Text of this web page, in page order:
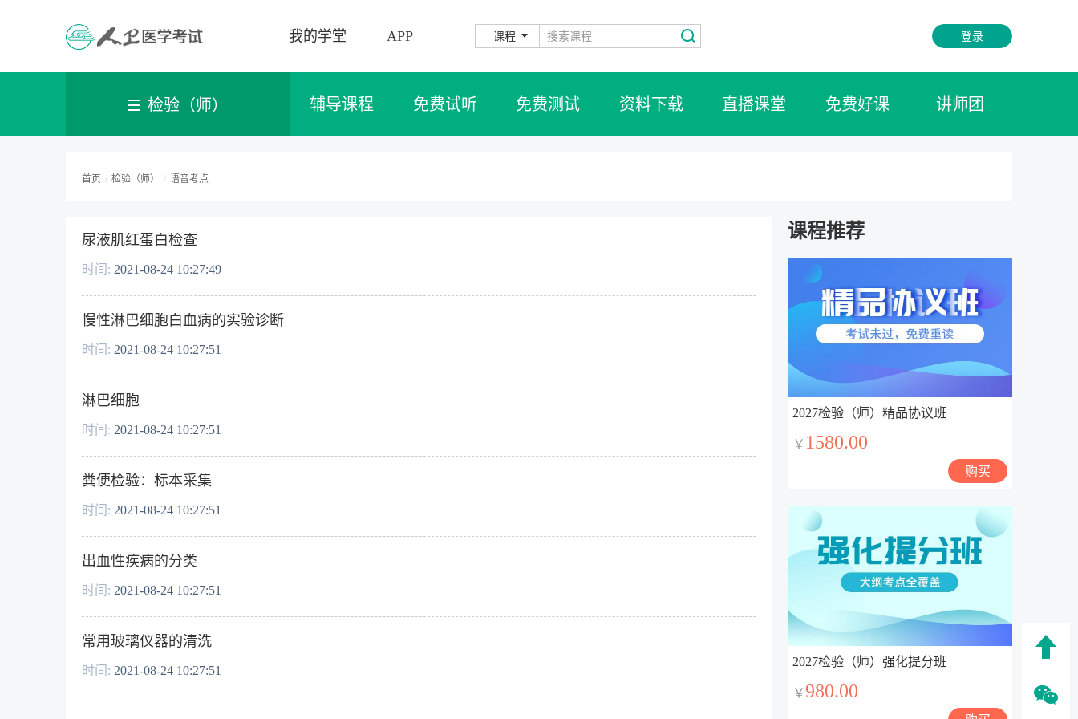
我的学堂 APP 课程 登录
检验（师） 辅导课程 免费试听 免费测试 资料下载 直播课堂 免费好课 讲师团
首页 / 检验（师） / 语音考点
尿液肌红蛋白检查
时间: 2021-08-24 10:27:49
慢性淋巴细胞白血病的实验诊断
时间: 2021-08-24 10:27:51
淋巴细胞
时间: 2021-08-24 10:27:51
粪便检验：标本采集
时间: 2021-08-24 10:27:51
出血性疾病的分类
时间: 2021-08-24 10:27:51
常用玻璃仪器的清洗
时间: 2021-08-24 10:27:51
课程推荐
2027检验（师）精品协议班
￥ 1580.00
购买
2027检验（师）强化提分班
￥980.00